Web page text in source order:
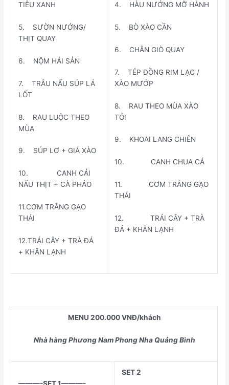
TIÊU XANH
5. SƯỜN NƯỚNG/
THỊT QUAY
6. NỘM HẢI SẢN
7. TRÂU NẤU SÚP LÁ
LỐT
8. RAU LUỘC THEO
MÙA
9. SÚP LƠ + GIÁ XÀO
10. CANH CẢI
NẤU THỊT + CÀ PHÁO
11.CƠM TRẮNG GẠO
THÁI
12.TRÁI CÂY + TRÀ ĐÁ
+ KHĂN LẠNH
4. HÀU NƯỚNG MỠ HÀNH
5. BÒ XÀO CẦN
6. CHÂN GIÒ QUAY
7. TÉP ĐỒNG RIM LẠC /
XÀO MƯỚP
8. RAU THEO MÙA XÀO
TỎI
9. KHOAI LANG CHIÊN
10. CANH CHUA CÁ
11. CƠM TRẮNG GẠO
THÁI
12. TRÁI CÂY + TRÀ
ĐÁ + KHĂN LẠNH
MENU 200.000 VNĐ/khách
Nhà hàng Phương Nam Phong Nha Quảng Bình
SET 2